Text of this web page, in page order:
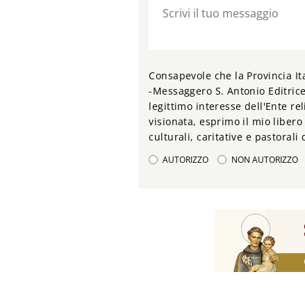
Consapevole che la Provincia
-Messaggero S. Antonio
legittimo interesse dell'Ente
visionata, esprimo il mio
culturali, caritative e pastorali
AUTORIZZO NON AUTORIZZO